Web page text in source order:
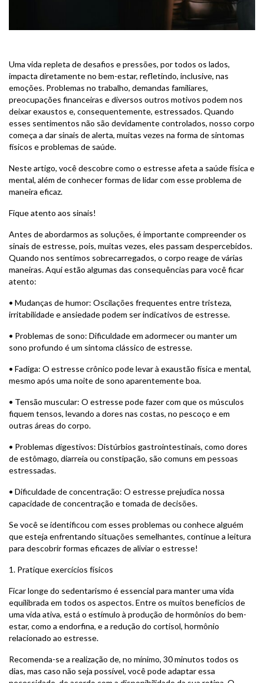
Uma vida repleta de desafios e pressões, por todos os lados,
impacta diretamente no bem-estar, refletindo, inclusive, nas
emoções. Problemas no trabalho, demandas familiares,
preocupações financeiras e diversos outros motivos podem nos
deixar exaustos e, consequentemente, estressados. Quando
esses sentimentos não são devidamente controlados, nosso corpo
começa a dar sinais de alerta, muitas vezes na forma de sintomas
físicos e problemas de saúde.
Neste artigo, você descobre como o estresse afeta a saúde física e
mental, além de conhecer formas de lidar com esse problema de
maneira eficaz.
Fique atento aos sinais!
Antes de abordarmos as soluções, é importante compreender os
sinais de estresse, pois, muitas vezes, eles passam despercebidos.
Quando nos sentimos sobrecarregados, o corpo reage de várias
maneiras. Aqui estão algumas das consequências para você ficar
atento:
• Mudanças de humor: Oscilações frequentes entre tristeza,
irritabilidade e ansiedade podem ser indicativos de estresse.
• Problemas de sono: Dificuldade em adormecer ou manter um
sono profundo é um sintoma clássico de estresse.
• Fadiga: O estresse crônico pode levar à exaustão física e mental,
mesmo após uma noite de sono aparentemente boa.
• Tensão muscular: O estresse pode fazer com que os músculos
fiquem tensos, levando a dores nas costas, no pescoço e em
outras áreas do corpo.
• Problemas digestivos: Distúrbios gastrointestinais, como dores
de estômago, diarreia ou constipação, são comuns em pessoas
estressadas.
• Dificuldade de concentração: O estresse prejudica nossa
capacidade de concentração e tomada de decisões.
Se você se identificou com esses problemas ou conhece alguém
que esteja enfrentando situações semelhantes, continue a leitura
para descobrir formas eficazes de aliviar o estresse!
1. Pratique exercícios físicos
Ficar longe do sedentarismo é essencial para manter uma vida
equilibrada em todos os aspectos. Entre os muitos benefícios de
uma vida ativa, está o estímulo à produção de hormônios do bem-
estar, como a endorfina, e a redução do cortisol, hormônio
relacionado ao estresse.
Recomenda-se a realização de, no mínimo, 30 minutos todos os
dias, mas caso não seja possível, você pode adaptar essa